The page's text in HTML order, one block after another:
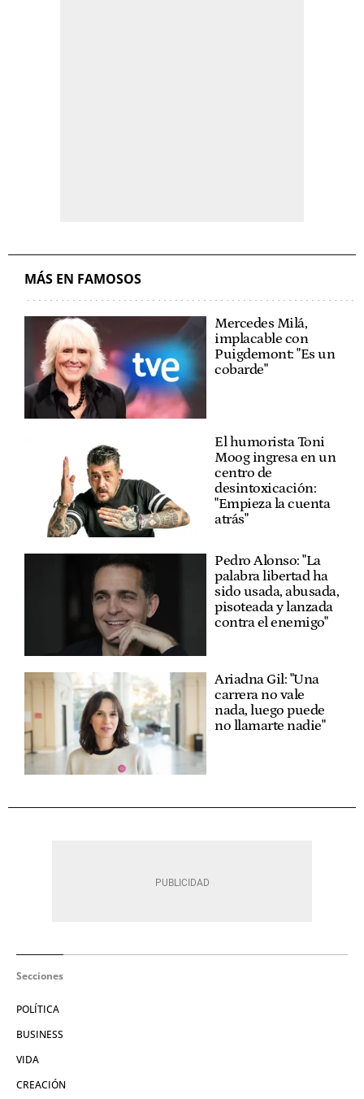
MÁS EN FAMOSOS
Mercedes Milá,
implacable con
Puigdemont: "Es un
cobarde"
El humorista Toni
Moog ingresa en un
centro de
desintoxicación:
"Empieza la cuenta
atrás"
Pedro Alonso: "La
palabra libertad ha
sido usada, abusada,
pisoteada y lanzada
contra el enemigo"
Ariadna Gil: "Una
carrera no vale
nada, luego puede
no llamarte nadie"
Secciones
POLÍTICA
BUSINESS
VIDA
CREACIÓN